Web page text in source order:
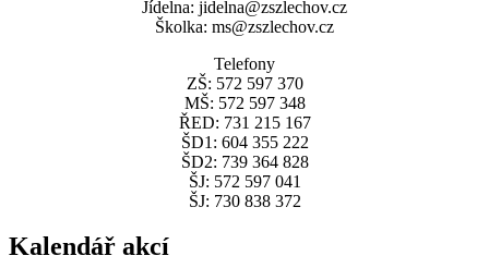
Jídelna: jidelna@zszlechov.cz
Školka: ms@zszlechov.cz
Telefony
ZŠ: 572 597 370
MŠ: 572 597 348
ŘED: 731 215 167
ŠD1: 604 355 222
ŠD2: 739 364 828
ŠJ: 572 597 041
ŠJ: 730 838 372
Kalendář akcí